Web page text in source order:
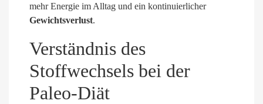
mehr Energie im Alltag und ein kontinuierlicher
Gewichtsverlust.
Verständnis des
Stoffwechsels bei der
Paleo-Diät